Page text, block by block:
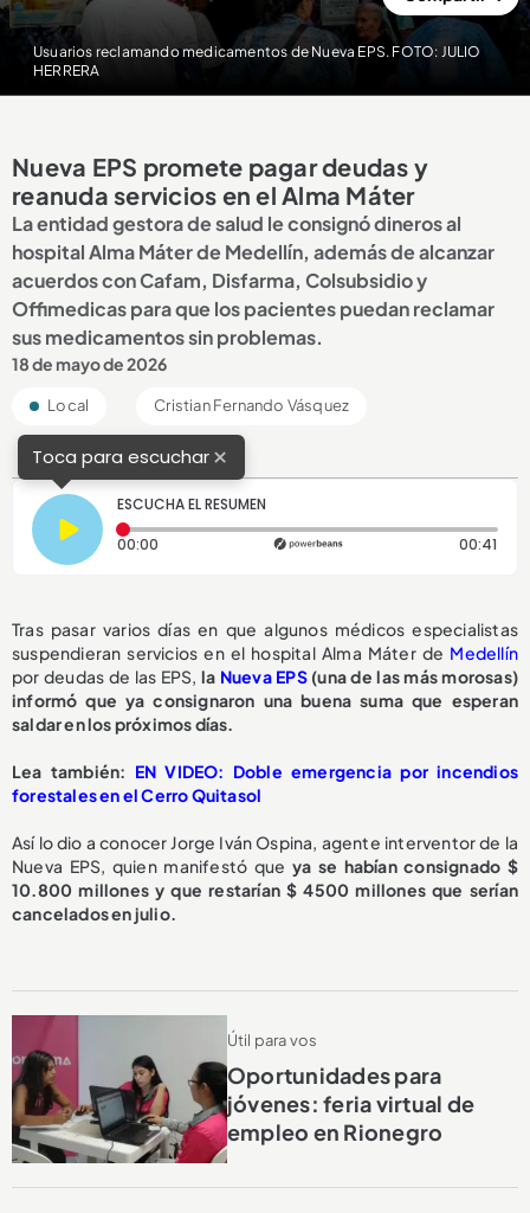
Usuarios reclamando medicamentos de Nueva EPS. FOTO: JULIO
HERRERA
Nueva EPS promete pagar deudas y
reanuda servicios en el Alma Máter
La entidad gestora de salud le consignó dineros al
hospital Alma Máter de Medellín, además de alcanzar
acuerdos con Cafam, Disfarma, Colsubsidio y
Offimedicas para que los pacientes puedan reclamar
sus medicamentos sin problemas.
18 de mayo de 2026
Local Cristian Fernando Vásquez
Toca para escuchar×
ESCUCHA EL RESUMEN
00:00 Tiempo transcurrido: 0 segundos 00:41
Tras pasar varios días en que algunos médicos especialistas
suspendieran servicios en el hospital Alma Máter de Medellín
por deudas de las EPS, la Nueva EPS(una de las más morosas)
informó que ya consignaron una buena suma que esperan
saldar en los próximos días.
Lea también: EN VIDEO: Doble emergencia por incendios
forestales en el Cerro Quitasol
Así lo dio a conocer Jorge Iván Ospina, agente interventor de la
Nueva EPS, quien manifestó que ya se habían consignado $
10.800 millones y que restarían $ 4500 millones que serían
cancelados en julio.
Útil para vos
Oportunidades para
jóvenes: feria virtual de
empleo en Rionegro